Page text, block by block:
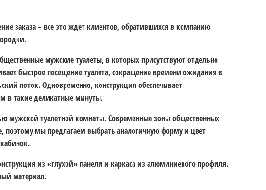
заказа – все это ждет клиентов, обратившихся в компанию
мужские туалеты, в которых присутствуют отдельно
быстрое посещение туалета, сокращение времени ожидания в
поток. Одновременно, конструкция обеспечивает
в такие деликатные минуты.
мужской туалетной комнаты. Современные зоны общественных
поэтому мы предлагаем выбрать аналогичную форму и цвет
из «глухой» панели и каркаса из алюминиевого профиля.
материал.